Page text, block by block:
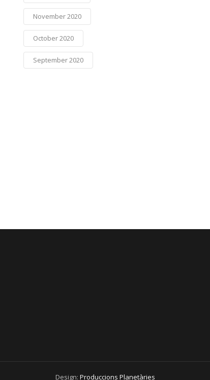
November 2020
October 2020
September 2020
Design:Produccions Planetàries